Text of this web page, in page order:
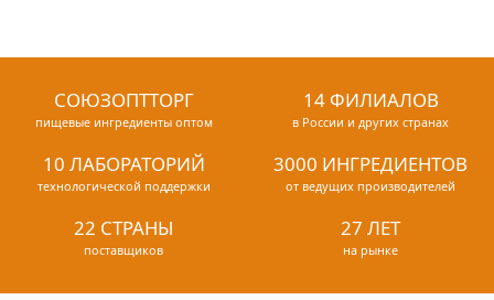
СОЮЗОПТТОРГ
пищевые ингредиенты оптом
14 ФИЛИАЛОВ
в России и других странах
10 ЛАБОРАТОРИЙ
технологической поддержки
3000 ИНГРЕДИЕНТОВ
от ведущих производителей
22 СТРАНЫ
поставщиков
27 ЛЕТ
на рынке